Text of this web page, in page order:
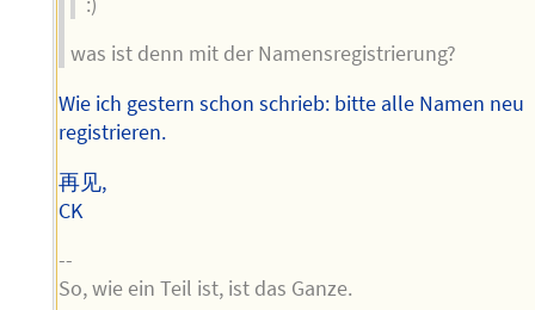
was ist denn mit der Namensregistrierung?
Wie ich gestern schon schrieb: bitte alle Namen neu
registrieren.
再见,
CK
--
So, wie ein Teil ist, ist das Ganze.